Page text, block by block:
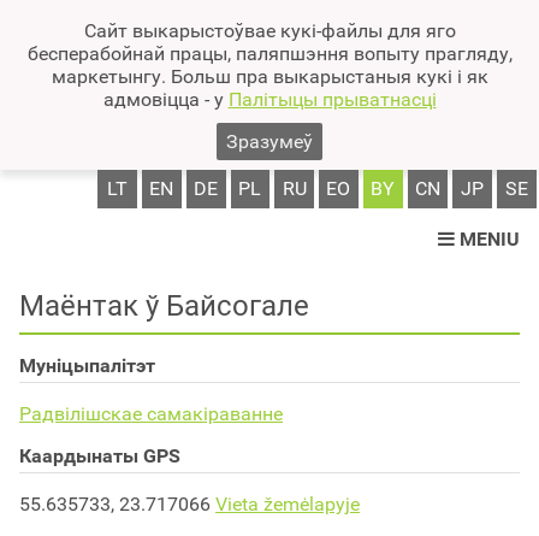
Сайт выкарыстоўвае кукі-файлы для яго
бесперабойнай працы, паляпшэння вопыту прагляду,
маркетынгу. Больш пра выкарыстаныя кукі і як
адмовіцца - у Палітыцы прыватнасці
Зразумеў
LT EN DE PL RU EO BY CN JP SE
MENIU
Маёнтак ў Байсогале
Муніцыпалітэт
Радвілішскае самакіраванне
Каардынаты GPS
55.635733, 23.717066 Vieta žemėlapyje